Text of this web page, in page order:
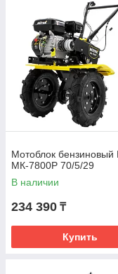
Мотоблок бензиновый
МК-7800P 70/5/29
В наличии
234 390 ₸
Купить